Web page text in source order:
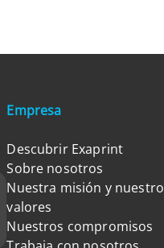
Empresa
Descubrir Exaprint
Sobre nosotros
Nuestra misión y
valores
Nuestros compromisos